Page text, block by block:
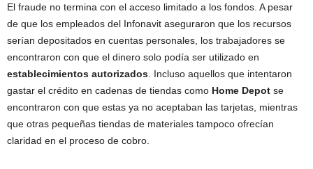
El fraude no termina con el acceso limitado a los fondos. A pesar
de que los empleados del Infonavit aseguraron que los recursos
serían depositados en cuentas personales, los trabajadores se
encontraron con que el dinero solo podía ser utilizado en
establecimientos autorizados . Incluso aquellos que intentaron
gastar el crédito en cadenas de tiendas como Home Depot se
encontraron con que estas ya no aceptaban las tarjetas, mientras
que otras pequeñas tiendas de materiales tampoco ofrecían
claridad en el proceso de cobro.